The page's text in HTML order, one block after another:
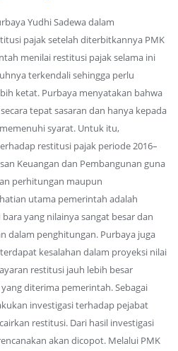
Yudhi Sadewa dalam
pajak setelah diterbitkannya PMK
menilai restitusi pajak selama ini
terkendali sehingga perlu
ketat. Purbaya menyatakan bahwa
tepat sasaran dan hanya kepada
syarat. Untuk itu,
restitusi pajak periode 2016–
Keuangan dan Pembangunan guna
perhitungan maupun
utama pemerintah adalah
yang nilainya sangat besar dan
dalam penghitungan. Purbaya juga
kesalahan dalam proyeksi nilai
restitusi jauh lebih besar
diterima pemerintah. Sebagai
investigasi terhadap pejabat
restitusi. Dari hasil investigasi
akan dicopot. Melalui PMK